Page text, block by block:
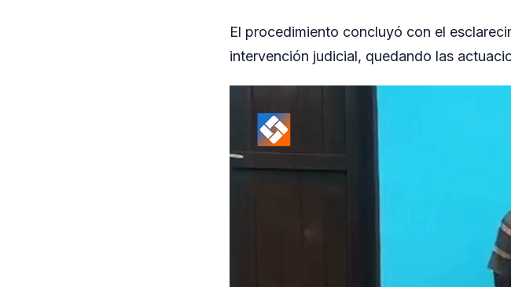
El procedimiento concluyó con el
intervención judicial, quedando las